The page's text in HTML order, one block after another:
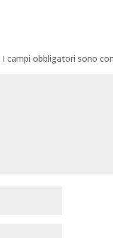
I campi obbligatori sono